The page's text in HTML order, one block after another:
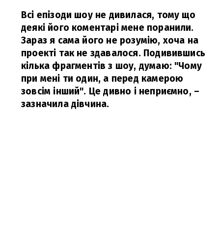
Всі епізоди шоу не дивилася, тому що
деякі його коментарі мене поранили.
Зараз я сама його не розумію, хоча на
проекті так не здавалося. Подивившись
кілька фрагментів з шоу, думаю: "Чому
при мені ти один, а перед камерою
зовсім інший". Це дивно і неприємно, –
зазначила дівчина.